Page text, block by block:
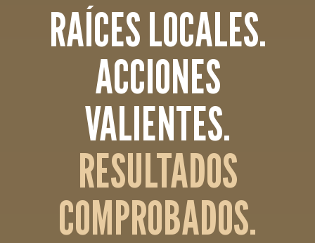
RAÍCES LOCALES.
ACCIONES
VALIENTES.
RESULTADOS
COMPROBADOS.